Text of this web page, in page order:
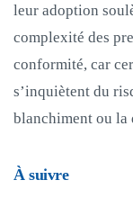
leur adoption
complexité des
conformité, car
s’inquiètent du
blanchiment ou la
À suivre